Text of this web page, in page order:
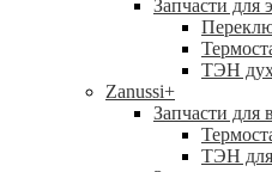
Запчасти для
ТЭН
Zanussi+
Запчасти для
ТЭН для